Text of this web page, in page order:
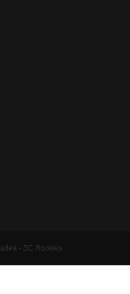
- BC Rookies